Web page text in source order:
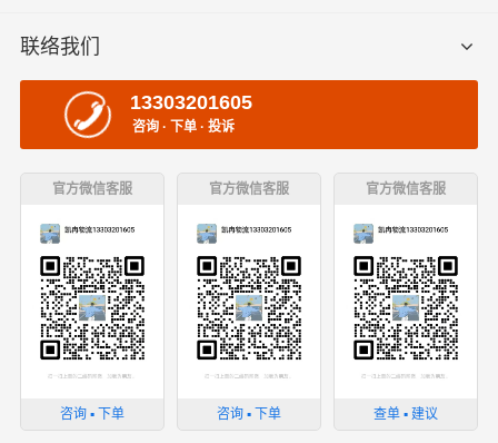
联络我们
13303201605
咨询 · 下单 · 投诉
官方微信客服
咨询 ▪ 下单
官方微信客服
咨询 ▪ 下单
官方微信客服
查单 ▪ 建议